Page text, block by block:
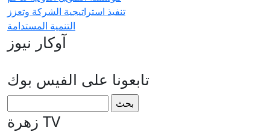
تنفيذ استراتيجية الشركة وتعزز
التنمية المستدامة
آوكار نيوز
تابعونا على الفيس بوك
استمارة البحث
‏بحث ‏
زهرة TV